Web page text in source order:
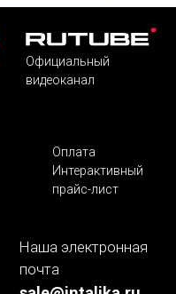
Официальный
видеоканал
Оплата
Интерактивный
прайс-лист
Наша электронная
почта